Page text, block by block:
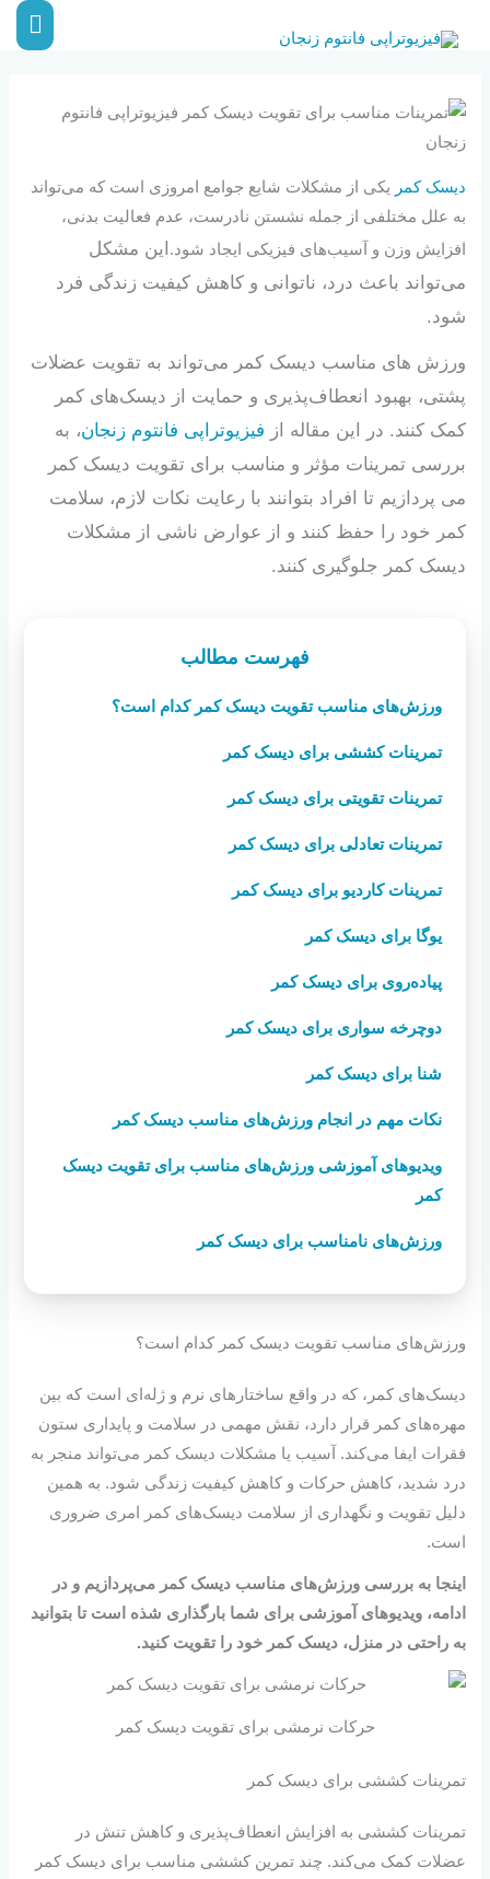
دیسک کمر یکی از مشکلات شایع جوامع امروزی است که می‌تواند
به علل مختلفی از جمله نشستن نادرست، عدم فعالیت بدنی،
افزایش وزن و آسیب‌های فیزیکی ایجاد شود. این مشکل
می‌تواند باعث درد، ناتوانی و کاهش کیفیت زندگی فرد
شود.
ورزش های مناسب دیسک کمر می‌تواند به تقویت عضلات
پشتی، بهبود انعطاف‌پذیری و حمایت از دیسک‌های کمر
کمک کنند. در این مقاله از فیزیوتراپی فانتوم زنجان، به
بررسی تمرینات مؤثر و مناسب برای تقویت دیسک کمر
می پردازیم تا افراد بتوانند با رعایت نکات لازم، سلامت
کمر خود را حفظ کنند و از عوارض ناشی از مشکلات
دیسک کمر جلوگیری کنند.
فهرست مطالب
ورزش‌های مناسب تقویت دیسک کمر کدام است؟
تمرینات کششی برای دیسک کمر
تمرینات تقویتی برای دیسک کمر
تمرینات تعادلی برای دیسک کمر
تمرینات کاردیو برای دیسک کمر
یوگا برای دیسک کمر
پیاده‌روی برای دیسک کمر
دوچرخه سواری برای دیسک کمر
شنا برای دیسک کمر
نکات مهم در انجام ورزش‌های مناسب دیسک کمر
ویدیوهای آموزشی ورزش‌های مناسب برای تقویت دیسک
کمر
ورزش‌های نامناسب برای دیسک کمر
ورزش‌های مناسب تقویت دیسک کمر کدام است؟
دیسک‌های کمر، که در واقع ساختارهای نرم و ژله‌ای است که بین
مهره‌های کمر قرار دارد، نقش مهمی در سلامت و پایداری ستون
فقرات ایفا می‌کند. آسیب یا مشکلات دیسک کمر می‌تواند منجر به
درد شدید، کاهش حرکات و کاهش کیفیت زندگی شود. به همین
دلیل تقویت و نگهداری از سلامت دیسک‌های کمر امری ضروری
است.
اینجا به بررسی ورزش‌های مناسب دیسک کمر می‌پردازیم و در
ادامه، ویدیوهای آموزشی برای شما بارگذاری شذه است تا بتوانید
به راحتی در منزل، دیسک کمر خود را تقویت کنید.
حرکات نرمشی برای تقویت دیسک کمر
تمرینات کششی برای دیسک کمر
تمرینات کششی به افزایش انعطاف‌پذیری و کاهش تنش در
عضلات کمک می‌کند. چند تمرین کششی مناسب برای دیسک کمر